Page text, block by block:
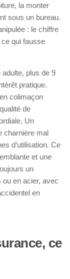
la monter
sous un bureau.
: le chiffre
qui fausse
plus de 9
pratique.
colimaçon
de
Un
charnière mal
d’utilisation. Ce
et une
un
en acier, avec
en
ce